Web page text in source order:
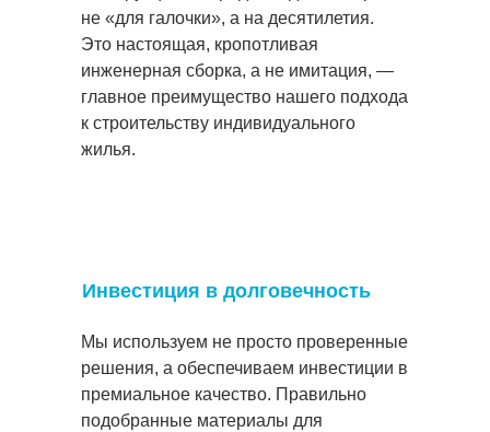
Мы используем не просто проверенные
решения, а обеспечиваем инвестиции в
премиальное качество. Правильно
подобранные материалы для
Инвестиция в долговечность
не «для галочки», а на десятилетия.
Это настоящая, кропотливая
инженерная сборка, а не имитация, —
главное преимущество нашего подхода
к строительству индивидуального
жилья.